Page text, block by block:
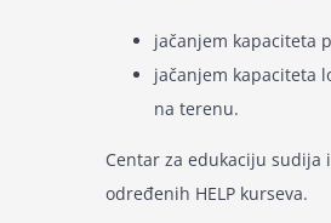
jačanjem kapaciteta
jačanjem kapaciteta
na terenu.
Centar za edukaciju
određenih HELP kurseva.